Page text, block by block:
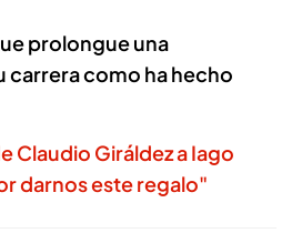
prolongue una
carrera como ha hecho
Claudio Giráldez a Iago
darnos este regalo"